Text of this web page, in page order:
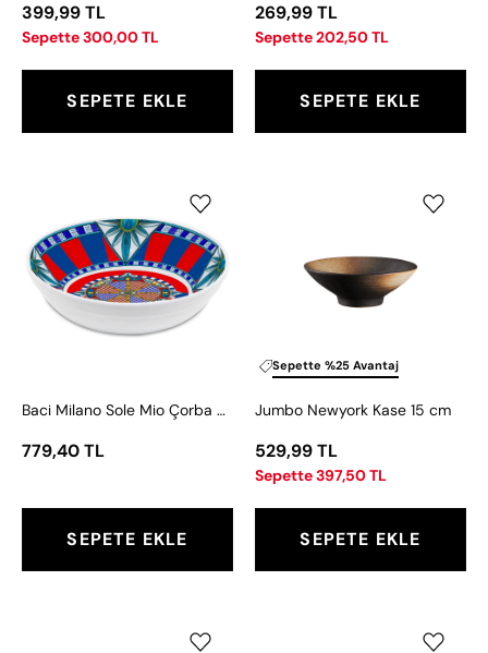
399,99 TL
Sepette 300,00 TL
SEPETE EKLE
269,99 TL
Sepette 202,50 TL
SEPETE EKLE
Sole
Mio
Çorba
23
Baci Milano Sole Mio Çorba Kasesi 23 cm
779,40 TL
SEPETE EKLE
Sepette %25 Avantaj
Newyork
15
cm
Jumbo Newyork Kase 15 cm
529,99 TL
Sepette 397,50 TL
SEPETE EKLE